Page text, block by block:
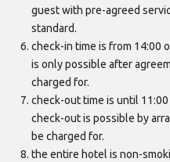
guest with pre-agreed
standard.
check-in time is from 14:00
is only possible after
charged for.
check-out time is until
check-out is possible by
be charged for.
the entire hotel is non-